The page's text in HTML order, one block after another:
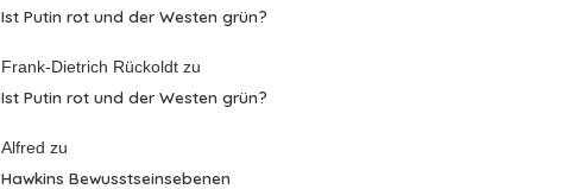
Ist Putin rot und der Westen grün?
Frank-Dietrich Rückoldt zu
Ist Putin rot und der Westen grün?
Alfred zu
Hawkins Bewusstseinsebenen